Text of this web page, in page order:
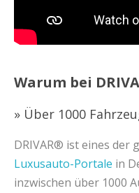
Warum bei
» Über 1000
DRIVAR® ist eines der
Luxusauto-Portale in
inzwischen über 1000